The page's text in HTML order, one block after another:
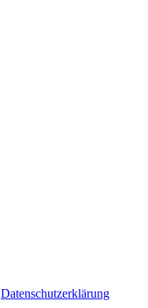
Datenschutzerklärung